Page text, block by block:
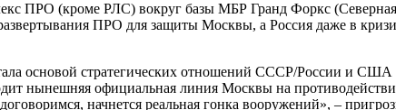
ПРО (кроме РЛС) вокруг базы МБР Гранд Форкс (Северная
ПРО для защиты Москвы, а Россия даже в
основой стратегических отношений СССР/России и
нынешняя официальная линия Москвы на
начнется реальная гонка вооружений», –